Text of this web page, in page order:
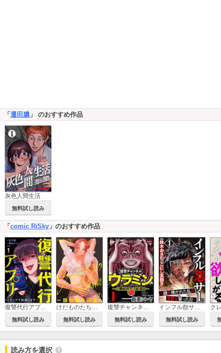
「 遷田膿 」 のおすすめ作品
灰色人間生活
無料試し読み
「comic RiSky 」のおすすめ作品
復讐代行アプリ ～1タップで処刑します～（分冊版）
無料試し読み
けだものたちの時間～狂依存症候群～（分冊版）
無料試し読み
復讐チャンネル ウラミン ～公開処刑ナマ配信中～
無料試し読み
インフル怨サー。 ～顔を焼かれた私が復讐を誓った日～
無料試し読み
読み方を選択